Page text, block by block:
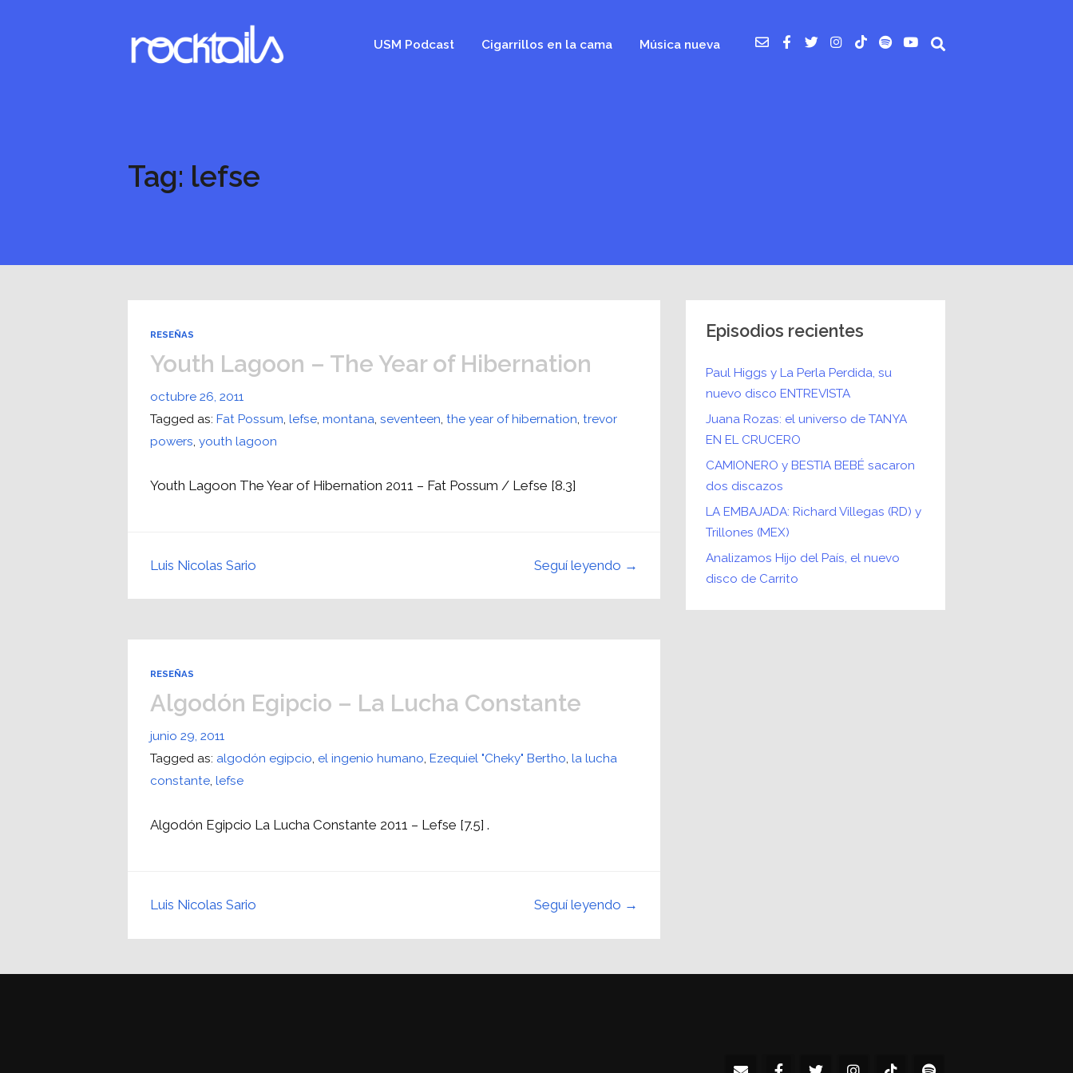
USM Podcast Cigarrillos en la cama Música nueva
Tag: lefse
RESEÑAS
Youth Lagoon – The Year of Hibernation
octubre 26, 2011
Tagged as:Fat Possum,lefse,montana,seventeen,the year of hibernation,trevor
powers,youth lagoon
Youth Lagoon The Year of Hibernation 2011 – Fat Possum / Lefse [8.3]
Seguí leyendo →
Luis Nicolas Sario
RESEÑAS
Algodón Egipcio – La Lucha Constante
junio 29, 2011
Tagged as: algodón egipcio, el ingenio humano,Ezequiel "Cheky" Bertho,la lucha
constante,lefse
Algodón Egipcio La Lucha Constante 2011 – Lefse [7.5] .
Seguí leyendo →
Luis Nicolas Sario
Episodios recientes
Paul Higgs y La Perla Perdida, su
nuevo disco ENTREVISTA
Juana Rozas: el universo de TANYA
EN EL CRUCERO
CAMIONERO y BESTIA BEBÉ sacaron
dos discazos
LA EMBAJADA: Richard Villegas (RD) y
Trillones (MEX)
Analizamos Hijo del País, el nuevo
disco de Carrito